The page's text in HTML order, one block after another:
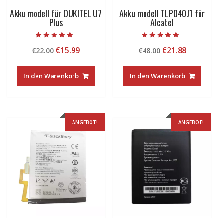
Akku modell für OUKITEL U7
Plus
5.00
von 5
€22.00 Ursprünglicher
war:
€22.00
€15.99Aktueller
ist:
€15.99.
In den Warenkorb
Akku modell TLP040J1 für
Alcatel
4.50
von 5
€48.00 Ursprünglicher
war:
€48.00
€21.88
ist:
€21.88.
In den Warenkorb
ANGEBOT! ANGEBOT!